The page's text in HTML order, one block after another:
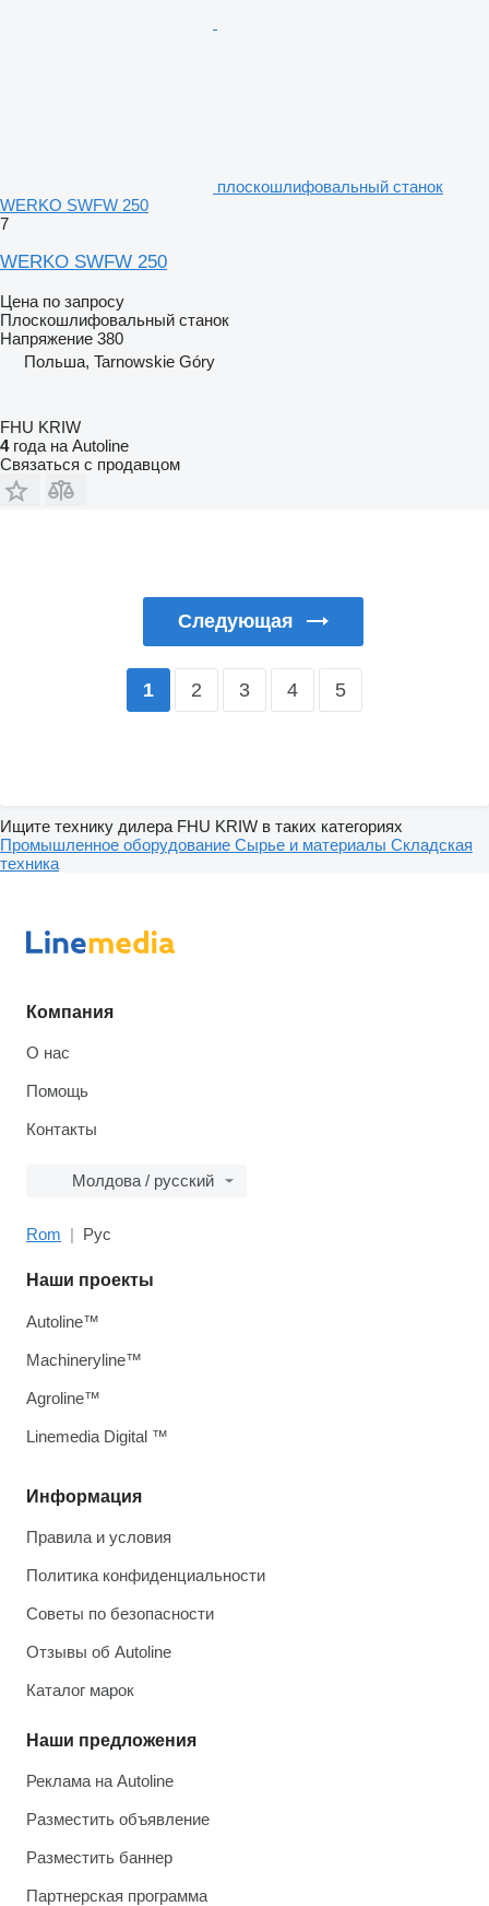
плоскошлифовальный станок
WERKO SWFW 250
7
WERKO SWFW 250
Цена по запросу
Плоскошлифовальный станок
Напряжение 380
Польша, Tarnowskie Góry
FHU KRIW
4года на Autoline
Связаться с продавцом
Следующая
1 2 3 4 5
Ищите технику дилера FHU KRIW в таких категориях
Промышленное оборудование Сырье и материалы Складская
техника
Компания
О нас
Помощь
Контакты
Молдова / русский
Rom Рус
Информация
Правила и условия
Политика конфиденциальности
Советы по безопасности
Отзывы об Autoline
Каталог марок
Наши предложения
Реклама на Autoline
Разместить объявление
Разместить баннер
Партнерская программа
Наши проекты
Autoline™
Machineryline™
Agroline™
Linemedia Digital ™